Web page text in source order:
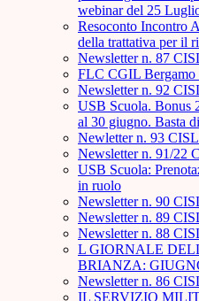
webinar del 25
Resoconto Incontro
della trattativa per il
Newsletter n. 87
FLC CGIL Bergamo
Newsletter n. 92
USB Scuola. Bonus
al 30 giugno. Basta
Newletter n. 93 CISL
Newsletter n. 91/22
USB Scuola:
in ruolo
Newsletter n. 90
Newsletter n. 89
Newsletter n. 88
L GIORNALE
BRIANZA:
Newsletter n. 86
IL SERVIZIO